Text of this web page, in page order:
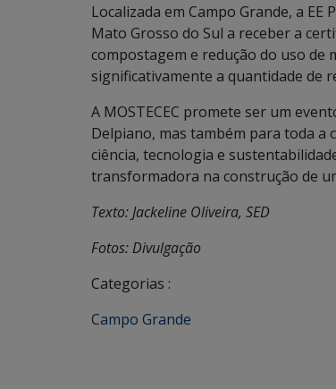
Localizada em Campo Grande, a
Mato Grosso do Sul a receber a
compostagem e redução do uso de
significativamente a quantidade de
A MOSTECEC promete ser um
Delpiano, mas também para toda a
ciência, tecnologia e
transformadora na construção de
Texto: Jackeline Oliveira, SED
Fotos: Divulgação
Categorias :
Campo Grande